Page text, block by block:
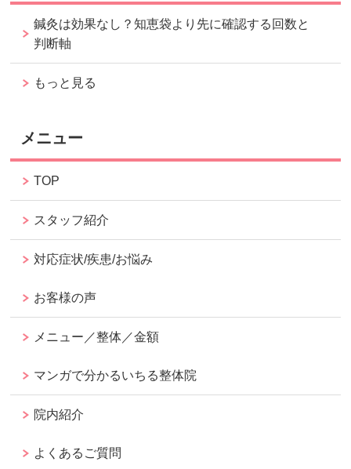
鍼灸は効果なし？知恵袋より先に確認する回数と
判断軸
もっと見る
メニュー
TOP
スタッフ紹介
対応症状/疾患/お悩み
お客様の声
メニュー／整体／金額
マンガで分かるいちる整体院
院内紹介
よくあるご質問